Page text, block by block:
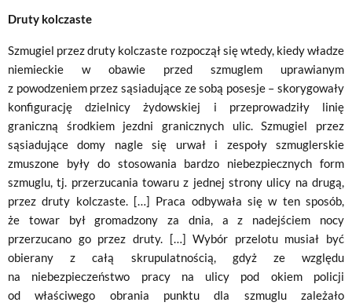
Druty kolczaste
Szmugiel przez druty kolczaste rozpoczął się wtedy, kiedy władze
niemieckie w obawie przed szmuglem uprawianym
z powodzeniem przez sąsiadujące ze sobą posesje – skorygowały
konfigurację dzielnicy żydowskiej i przeprowadziły linię
graniczną środkiem jezdni granicznych ulic. Szmugiel przez
sąsiadujące domy nagle się urwał i zespoły szmuglerskie
zmuszone były do stosowania bardzo niebezpiecznych form
szmuglu, tj. przerzucania towaru z jednej strony ulicy na drugą,
przez druty kolczaste. […] Praca odbywała się w ten sposób,
że towar był gromadzony za dnia, a z nadejściem nocy
przerzucano go przez druty. […] Wybór przelotu musiał być
obierany z całą skrupulatnością, gdyż ze względu
na niebezpieczeństwo pracy na ulicy pod okiem policji
od właściwego obrania punktu dla szmuglu zależało